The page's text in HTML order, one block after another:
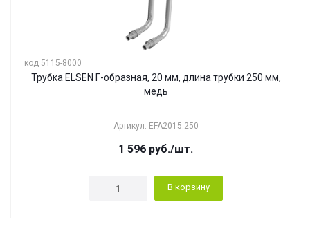
код 5115-8000
Трубка ELSEN Г-образная, 20 мм, длина трубки 250 мм,
медь
Артикул: EFA2015.250
1 596 руб./шт.
В корзину